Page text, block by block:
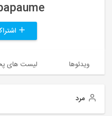
ویدئوها لیست های
مرد